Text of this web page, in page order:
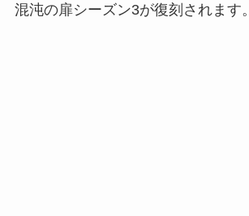
混沌の扉シーズン3が復刻されます。